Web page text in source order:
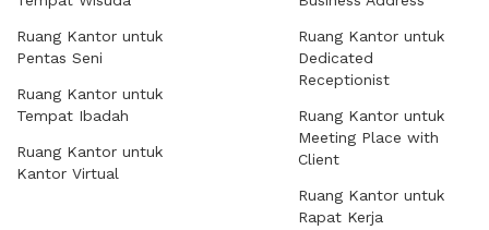
Ruang Kantor untuk
Pentas Seni
Ruang Kantor untuk
Tempat Ibadah
Ruang Kantor untuk
Kantor Virtual
Ruang Kantor untuk
Dedicated
Receptionist
Ruang Kantor untuk
Meeting Place with
Client
Ruang Kantor untuk
Rapat Kerja